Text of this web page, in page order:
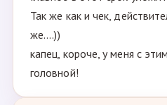
Так же как и чек,
же....))
капец, короче, у меня с
головной!